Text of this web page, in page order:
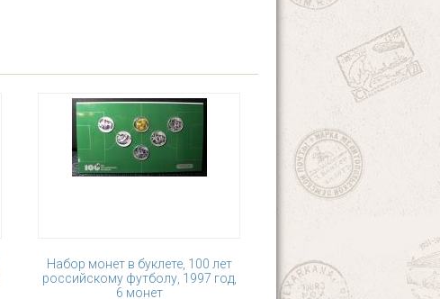
Набор монет в буклете, 100 лет
российскому футболу, 1997 год,
6 монет